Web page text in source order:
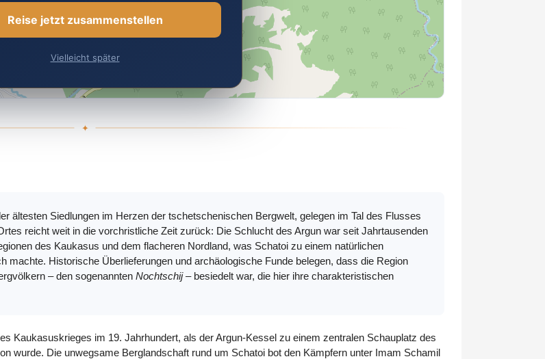
ältesten Siedlungen im Herzen der tschetschenischen Bergwelt, gelegen im Tal des Flusses
reicht weit in die vorchristliche Zeit zurück: Die Schlucht des Argun war seit Jahrtausenden
des Kaukasus und dem flacheren Nordland, was Schatoi zu einem natürlichen
machte. Historische Überlieferungen und archäologische Funde belegen, dass die Region
– den sogenanntenNochtschij– besiedelt war, die hier ihre charakteristischen
Kaukasuskrieges im 19. Jahrhundert, als der Argun-Kessel zu einem zentralen Schauplatz des
wurde. Die unwegsame Berglandschaft rund um Schatoi bot den Kämpfern unter Imam Schamil
Reise jetzt zusammenstellen
Vielleicht später